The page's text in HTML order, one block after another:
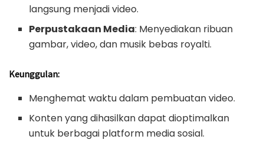
langsung menjadi video.
Perpustakaan Media: Menyediakan ribuan
gambar, video, dan musik bebas royalti.
Keunggulan:
Menghemat waktu dalam pembuatan video.
Konten yang dihasilkan dapat dioptimalkan
untuk berbagai platform media sosial.